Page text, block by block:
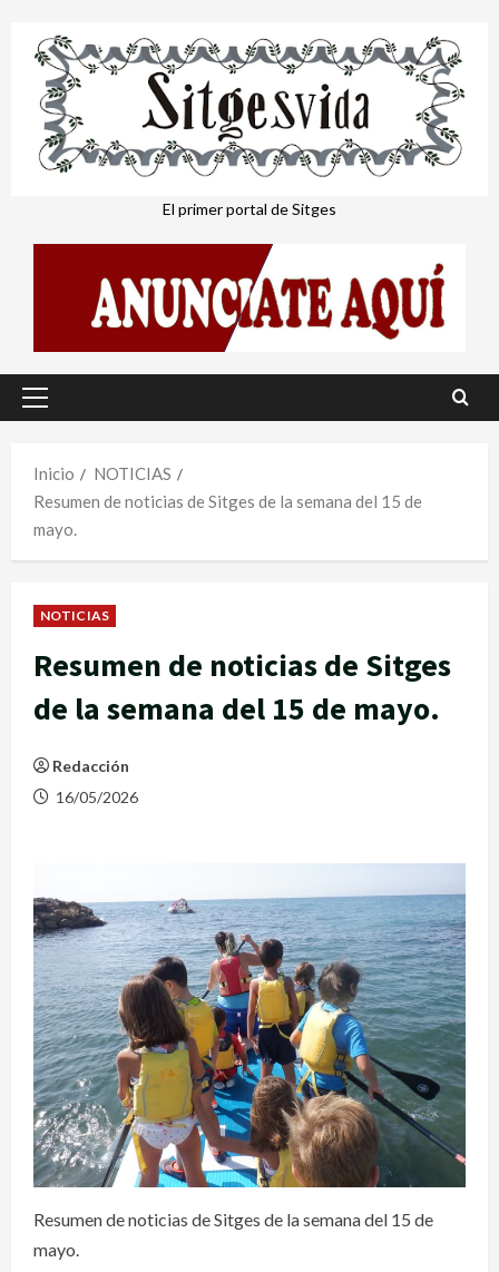
contenido
El primer portal de Sitges
Menú
Inicio
NOTICIAS
Resumen de noticias de Sitges de la semana del 15 de
mayo.
NOTICIAS
Resumen de noticias de Sitges
de la semana del 15 de mayo.
Redacción
16/05/2026
Resumen de noticias de Sitges de la semana del 15 de
mayo.